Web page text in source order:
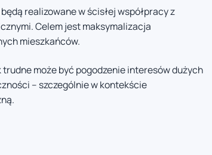
realizowane w ścisłej współpracy z
Celem jest maksymalizacja
mieszkańców.
może być pogodzenie interesów dużych
– szczególnie w kontekście